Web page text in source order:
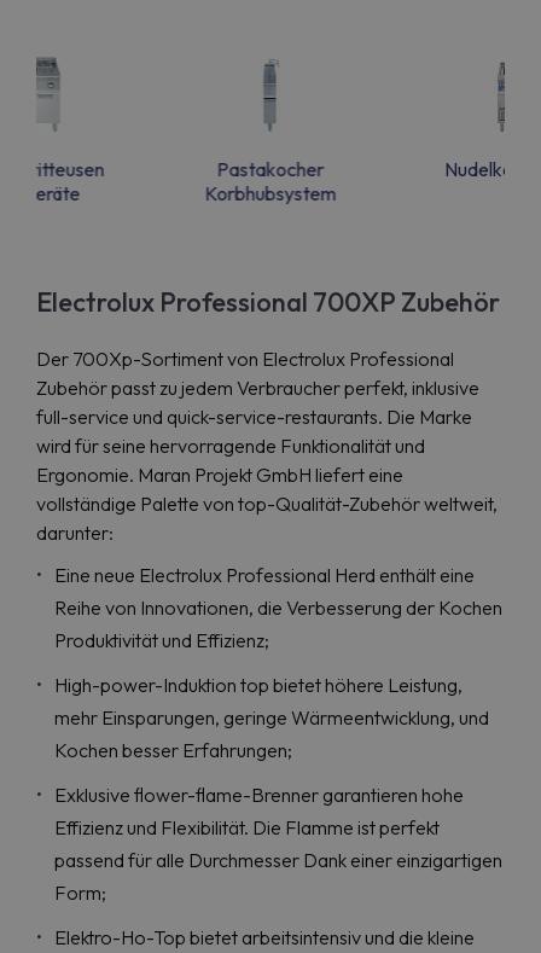
Fritteusen
Pastakocher
Korbhubsystem
Electrolux Professional 700XP Zubehör
Der 700Xp-Sortiment von Electrolux Professional
Zubehör passt zu jedem Verbraucher perfekt, inklusive
full-service und quick-service-restaurants. Die Marke
wird für seine hervorragende Funktionalität und
Ergonomie. Maran Projekt GmbH liefert eine
vollständige Palette von top-Qualität-Zubehör weltweit,
darunter:
Eine neue Electrolux Professional Herd enthält eine
Reihe von Innovationen, die Verbesserung der Kochen
Produktivität und Effizienz;
High-power-Induktion top bietet höhere Leistung,
mehr Einsparungen, geringe Wärmeentwicklung, und
Kochen besser Erfahrungen;
Exklusive flower-flame-Brenner garantieren hohe
Effizienz und Flexibilität. Die Flamme ist perfekt
passend für alle Durchmesser Dank einer einzigartigen
Form;
Elektro-Ho-Top bietet arbeitsintensiv und die kleine